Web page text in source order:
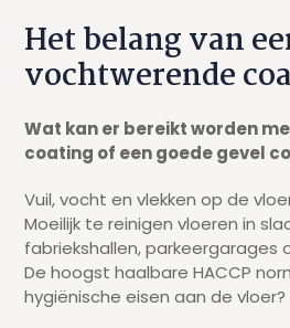
Het belang van
vochtwerende
Wat kan er bereikt worden
coating of een goede gevel
Vuil, vocht en vlekken op de
Moeilijk te reinigen vloeren in
fabriekshallen, parkeergarages
De hoogst haalbare HACCP
hygiënische eisen aan de vloer?